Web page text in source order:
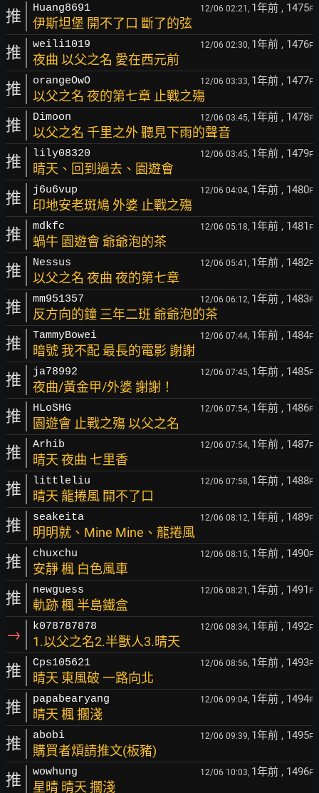
推 Huang8691 12/06 02:21, 1年前 , 1475F
伊斯坦堡 開不了口 斷了的弦
推 weili1019 12/06 02:30, 1年前 , 1476F
夜曲 以父之名 愛在西元前
推 orangeOwO 12/06 03:33, 1年前 , 1477F
以父之名 夜的第七章 止戰之殤
推 Dimoon 12/06 03:45, 1年前 , 1478F
以父之名 千里之外 聽見下雨的聲音
推 lily08320 12/06 03:45, 1年前 , 1479F
晴天、回到過去、園遊會
推 j6u6vup 12/06 04:04, 1年前 , 1480F
印地安老斑鳩 外婆 止戰之殤
推 mdkfc 12/06 05:18, 1年前 , 1481 F
蝸牛 園遊會 爺爺泡的茶
推 Nessus 12/06 05:41, 1年前 , 1482F
以父之名 夜曲 夜的第七章
推 mm951357 12/06 06:12, 1年前 , 1483F
反方向的鐘 三年二班 爺爺泡的茶
推 TammyBowei 12/06 07:44, 1年前 , 1484F
暗號 我不配 最長的電影 謝謝
推 ja78992 12/06 07:45, 1年前 , 1485F
夜曲/黃金甲/外婆 謝謝！
推 HLoSHG 12/06 07:54, 1年前 , 1486F
園遊會 止戰之殤 以父之名
推 Arhib 12/06 07:54, 1年前 , 1487F
晴天 夜曲 七里香
推 littleliu 12/06 07:58, 1年前 , 1488F
晴天 龍捲風 開不了口
推 seakeita 12/06 08:12, 1年前 , 1489F
明明就、Mine Mine、龍捲風
推 chuxchu 12/06 08:15, 1年前 , 1490F
安靜 楓 白色風車
推 newguess 12/06 08:21, 1年前 , 1491 F
軌跡 楓 半島鐵盒
→ k078787878 12/06 08:34, 1年前 , 1492F
1.以父之名2.半獸人3.晴天
推 Cps105621 12/06 08:56, 1年前 , 1493F
晴天 東風破 一路向北
推 papabearyang 12/06 09:04, 1年前 , 1494F
晴天 楓 擱淺
推 abobi 12/06 09:39, 1年前 , 1495F
購買者煩請推文(板豬)
推 wowhung 12/06 10:03, 1年前 , 1496F
星晴 晴天 擱淺